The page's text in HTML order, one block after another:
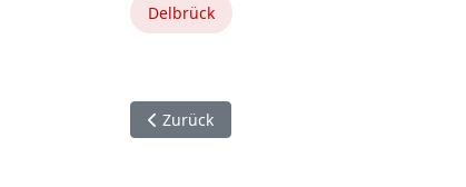
Delbrück
Vorheriger Beitrag: 2. November. Hövelhof.
Zurück